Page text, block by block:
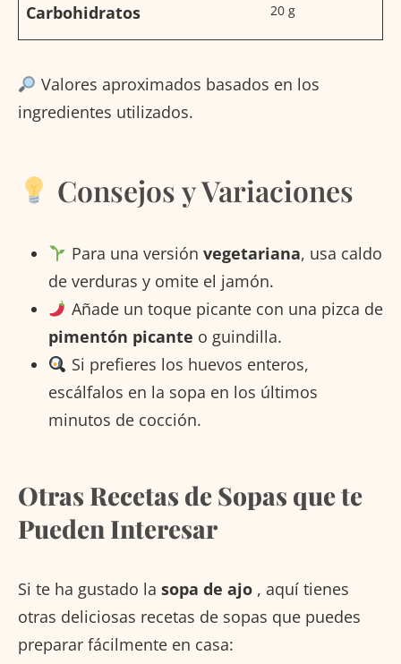
Carbohidratos 20 g
Valores aproximados basados en los
ingredientes utilizados.
Consejos y Variaciones
Para una versión vegetariana, usa caldo
de verduras y omite el jamón.
Añade un toque picante con una pizca de
pimentón picante o guindilla.
Si prefieres los huevos enteros,
escálfalos en la sopa en los últimos
minutos de cocción.
Otras Recetas de Sopas que te
Pueden Interesar
Si te ha gustado la sopa de ajo , aquí tienes
otras deliciosas recetas de sopas que puedes
preparar fácilmente en casa: